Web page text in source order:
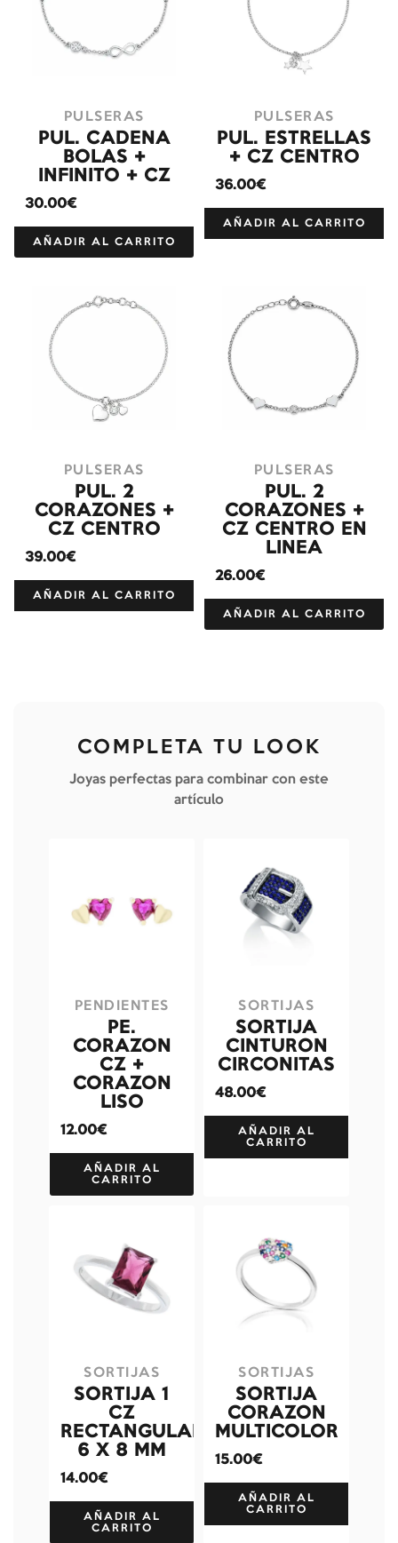
PULSERAS
PUL. CADENA
BOLAS +
INFINITO + CZ
30.00€
AÑADIR AL CARRITO
PULSERAS
PUL. ESTRELLAS
+ CZ CENTRO
36.00€
AÑADIR AL CARRITO
PULSERAS
PUL. 2
CORAZONES +
CZ CENTRO
39.00€
AÑADIR AL CARRITO
PULSERAS
PUL. 2
CORAZONES +
CZ CENTRO EN
LINEA
26.00€
AÑADIR AL CARRITO
COMPLETA TU LOOK
Joyas perfectas para combinar con este
artículo
PENDIENTES
PE.
CORAZON
CZ +
CORAZON
LISO
12.00€
AÑADIR AL
CARRITO
SORTIJAS
SORTIJA
CINTURON
CIRCONITAS
48.00€
AÑADIR AL
CARRITO
SORTIJAS
SORTIJA 1
CZ
RECTANGULAR
6 X 8 MM
14.00€
AÑADIR AL
CARRITO
SORTIJAS
SORTIJA
CORAZON
MULTICOLOR
15.00€
AÑADIR AL
CARRITO